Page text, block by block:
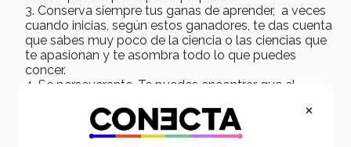
Conserva siempre tus ganas de aprender, a veces
cuando inicias, según estos ganadores, te das cuenta
que sabes muy poco de la ciencia o las ciencias que
te apasionan y te asombra todo lo que puedes
concer.
Se perseverante. Te puedes encontrar que el
olimpiada y los exámenes son complejos.
×